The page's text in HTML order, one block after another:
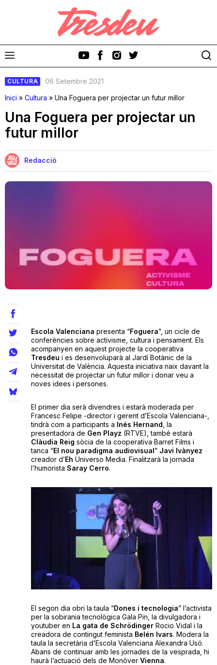
Cinema i Televisió
Internet
Llibres
La Llista
Llocs
CULTURA
06 Setembre 2021
Inici » Cultura » Una Foguera per projectar un futur millor
Una Foguera per projectar un
futur millor
Redacció
Escola Valenciana presenta “Foguera”, un cicle de
conferències sobre activisme, cultura i pensament. Els
acompanyen en aquest projecte la cooperativa
Tresdeu i es desenvoluparà al Jardí Botànic de la
Universitat de València. Aquesta iniciativa naix davant la
necessitat de projectar un futur millor i donar veu a
noves idees i persones.
El primer dia serà divendres i estarà moderada per
Francesc Felipe -director i gerent d’Escola Valenciana-,
tindrà com a participants a Inés Hernand , la
presentadora de Gen Playz (RTVE), també estarà
Clàudia Reig sòcia de la cooperativa Barret Films i
tanca “El nou paradigma audiovisual” Javi Ivànyez
creador d’Eh Universo Media. Finalitzarà la jornada
l’humorista Saray Cerro.
El segon dia obri la taula “Dones i tecnologia” l’activista
per la sobirania tecnològica Gala Pin, la divulgadora i
youtuber en La gata de SchrödingerRocio Vidal i la
creadora de contingut feminista Belén Ivars. Modera la
taula la secretària d’Escola Valenciana Alexandra Usó.
Abans de continuar amb les jornades de la vesprada, hi
haurà l’actuació dels de Monòver Vienna.